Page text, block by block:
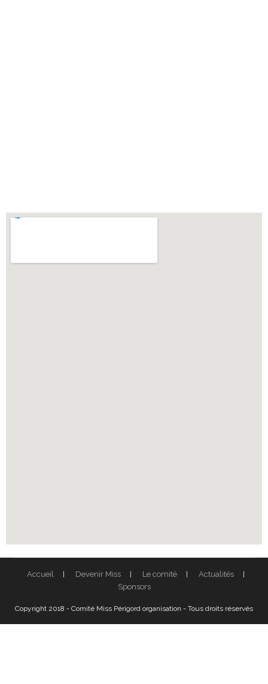
Accueil Devenir Miss Le comité
Actualités
Sponsors
Copyright 2018 - Comité Miss Périgord organisation - Tous droits réservés